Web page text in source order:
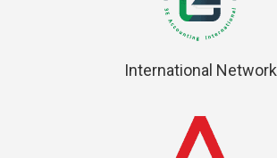
International Network